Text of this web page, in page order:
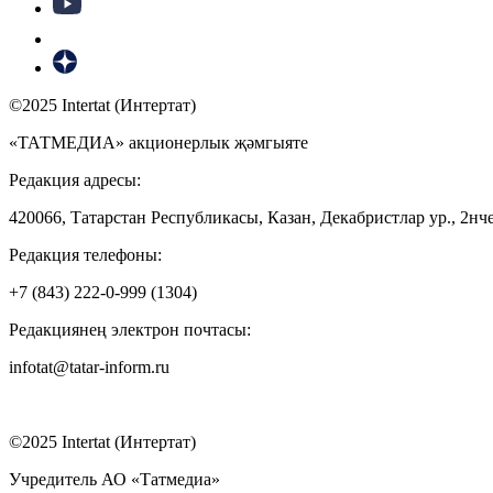
©2025 Intertat (Интертат)
«ТАТМЕДИА» акционерлык җәмгыяте
Редакция адресы:
420066, Татарстан Республикасы, Казан, Декабристлар ур.,
Редакция телефоны:
+7 (843) 222-0-999 (1304)
Редакциянең электрон почтасы:
infotat@tatar-inform.ru
©2025 Intertat (Интертат)
Учредитель АО «Татмедиа»